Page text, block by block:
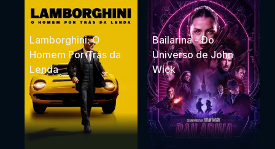
Lamborghini: O
Homem Por Trás da
Lenda
Bailarina - Do
Universo de John
Wick